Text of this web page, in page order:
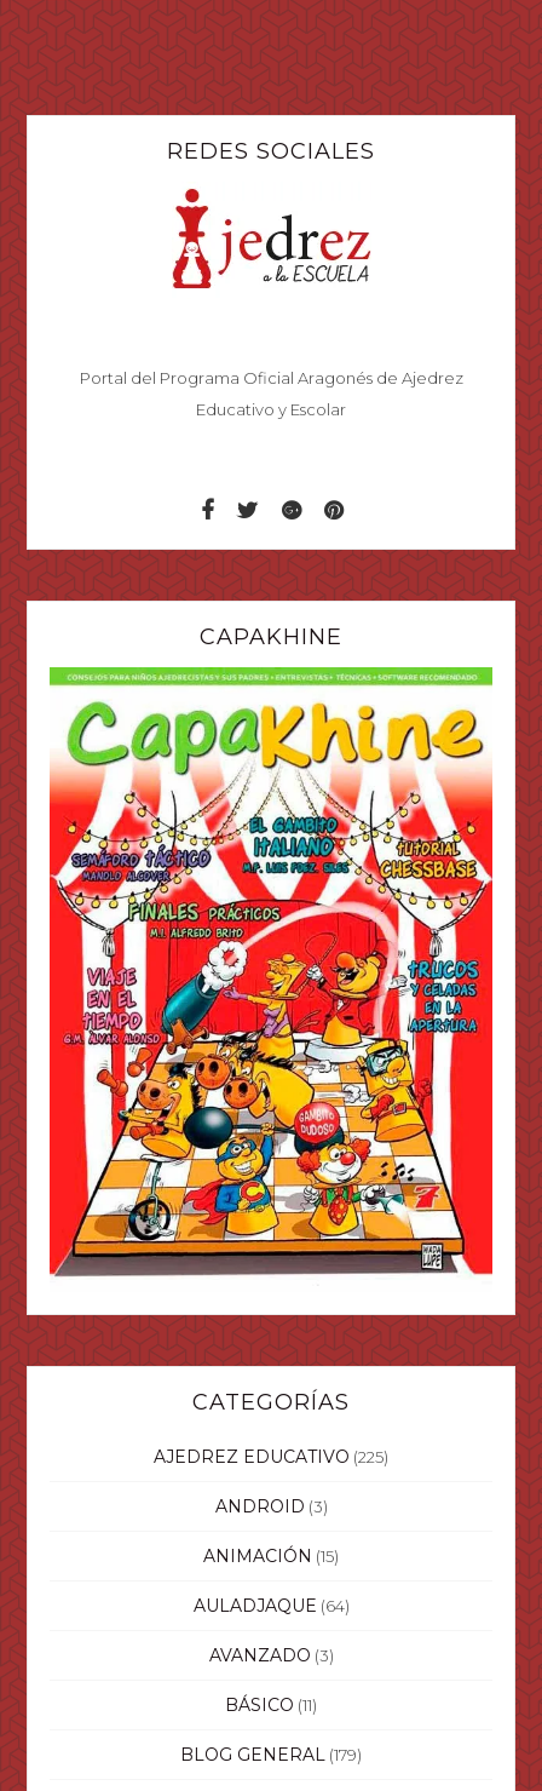
REDES SOCIALES
Portal del Programa Oficial Aragonés de Ajedrez
Educativo y Escolar
CAPAKHINE
CATEGORÍAS
AJEDREZ EDUCATIVO (225)
ANDROID (3)
ANIMACIÓN (15)
AULADJAQUE (64)
AVANZADO (3)
BÁSICO (11)
BLOG GENERAL (179)